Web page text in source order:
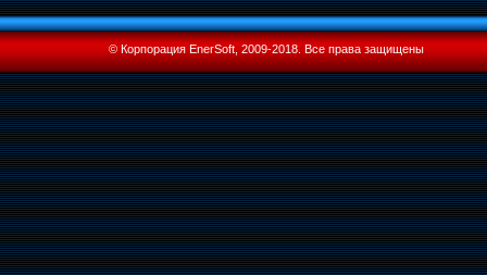
© Корпорация EnerSoft, 2009-2018. Все права защищены